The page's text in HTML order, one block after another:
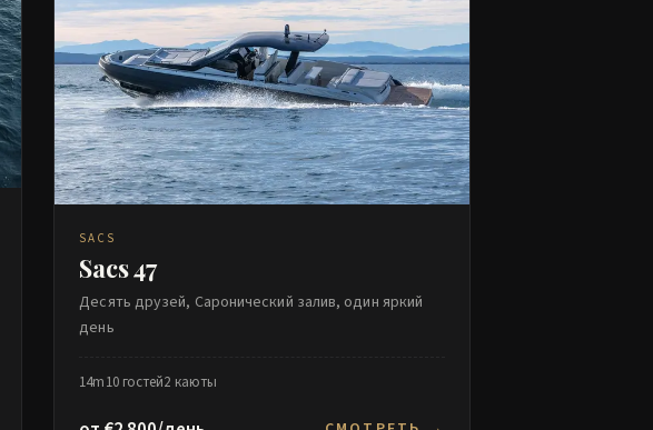
SACS
Sacs 47
Десять друзей, Саронический залив, один яркий
день
14m10 гостей2 каюты